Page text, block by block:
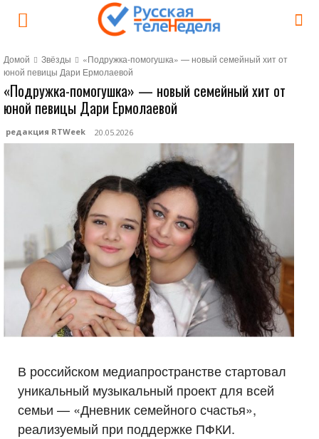
Домой Звёзды
«Подружка-помогушка» — новый семейный хит от
юной певицы Дари Ермолаевой
«Подружка-помогушка» — новый семейный хит от
юной певицы Дари Ермолаевой
редакция RTWeek 20.05.2026
В российском медиапространстве стартовал
уникальный музыкальный проект для всей
семьи — «Дневник семейного счастья»,
реализуемый при поддержке ПФКИ.